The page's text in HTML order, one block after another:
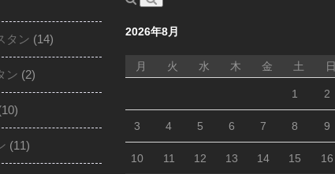
タン (14)
ン (2)
(11)
2026年8月
月 火 水 木 金 土 日
1 2
3 4 5 6 7 8 9
10 11 12 13 14 15 16